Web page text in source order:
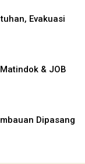
Evakuasi
& JOB
Dipasang